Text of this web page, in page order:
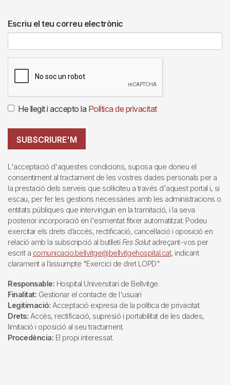
Escriu el teu correu electrònic
He llegit i accepto la Política de privacitat
SUBSCRIURE'M
L'acceptació d'aquestes condicions, suposa que doneu el
consentiment al tractament de les vostres dades personals per a
la prestació dels serveis que sol·liciteu a través d'aquest portal i, si
escau, per fer les gestions necessàries amb les administracions o
entitats públiques que intervinguin en la tramitació, i la seva
posterior incorporació en l'esmentat fitxer automatitzat. Podeu
exercitar els drets d’accés, rectificació, cancel·lació i oposició en
relació amb la subscripció al butlletí Fes Salutadreçant-vos per
escrit a comunicacio.bellvitge@bellvitgehospital.cat, indicant
clarament a l’assumpte "Exercici de dret LOPD".
Responsable: Hospital Universitari de Bellvitge.
Finalitat: Gestionar el contacte de l'usuari
Legitimació: Acceptació expresa de la política de privacitat.
Drets: Accés, rectificació, supresió i portabilitat de les dades,
limitació i oposició al seu tractament.
Procedència: El propi interessat.